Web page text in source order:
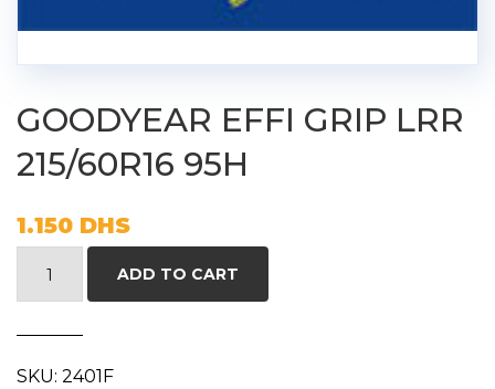
GOODYEAR EFFI GRIP LRR
215/60R16 95H
1.150 DHS
215/60R16
ADD TO CART
SKU: 2401F